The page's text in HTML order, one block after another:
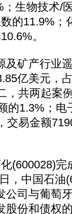
生物技术/
的11.9%；
。
矿产行业
亿美元，
，共两起案
的1.3%；电
交易金额
完
，中国石油
公司与葡萄
股份和债权